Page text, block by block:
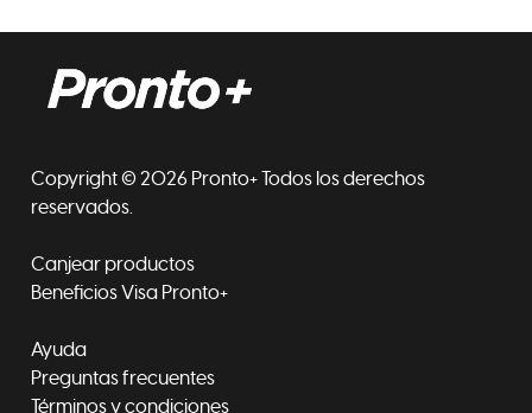
Copyright © 2026 Pronto+ Todos los derechos
reservados.
Canjear productos
Beneficios Visa Pronto+
Ayuda
Preguntas frecuentes
Términos y condiciones